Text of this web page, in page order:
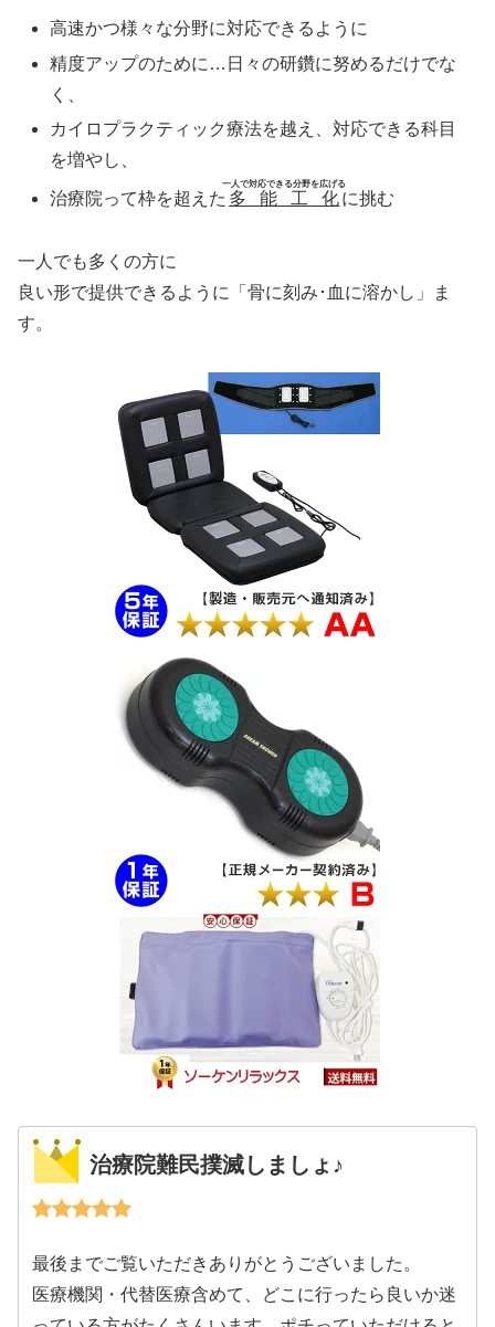
高速かつ様々な分野に対応できるように
精度アップのために…日々の研鑽に努めるだけでな
く、
カイロプラクティック療法を越え、対応できる科目
を増やし、
治療院って枠を超えた 多能工化
一人で対応できる分野を広げる
に挑む
一人でも多くの方に
良い形で提供できるように「骨に刻み･血に溶かし」ま
す。
治療院難民撲滅しましょ♪
最後までご覧いただきありがとうございました。
医療機関・代替医療含めて、どこに行ったら良いか迷